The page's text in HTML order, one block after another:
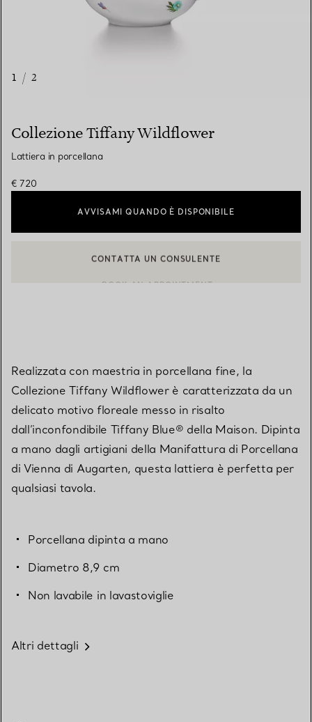
1 / 2
Collezione Tiffany Wildflower
Lattiera in porcellana
€ 720
AVVISAMI QUANDO È DISPONIBILE
Realizzata con maestria in porcellana fine, la
Collezione Tiffany Wildflower è caratterizzata da un
delicato motivo floreale messo in risalto
dall’inconfondibile Tiffany Blue® della Maison. Dipinta
a mano dagli artigiani della Manifattura di Porcellana
di Vienna di Augarten, questa lattiera è perfetta per
qualsiasi tavola.
Porcellana dipinta a mano
Diametro 8,9 cm
Non lavabile in lavastoviglie
Altri dettagli